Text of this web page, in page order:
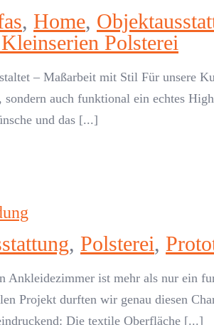
, Home,
Polsterei
– Maßarbeit mit Stil Für unsere
sondern auch funktional ein echtes
und das [...]
, Polsterei,
ist mehr als nur ein
Projekt durften wir genau diesen
Die textile Oberfläche [...]